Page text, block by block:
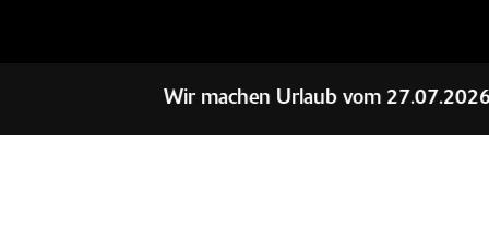
Wir machen Urlaub vom 27.07.2026